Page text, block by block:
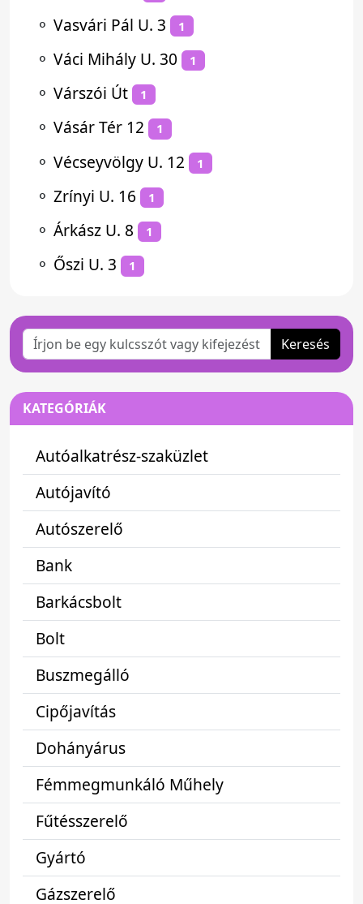
⚬ Vasvári Pál U. 3 1
⚬ Váci Mihály U. 30 1
⚬ Várszói Út 1
⚬ Vásár Tér 12 1
⚬ Vécseyvölgy U. 12 1
⚬ Zrínyi U. 16 1
⚬ Árkász U. 8 1
⚬ Őszi U. 3 1
Keresés
KATEGÓRIÁK
Autóalkatrész-szaküzlet
Autójavító
Autószerelő
Bank
Barkácsbolt
Bolt
Buszmegálló
Cipőjavítás
Dohányárus
Fémmegmunkáló Műhely
Fűtésszerelő
Gyártó
Gázszerelő